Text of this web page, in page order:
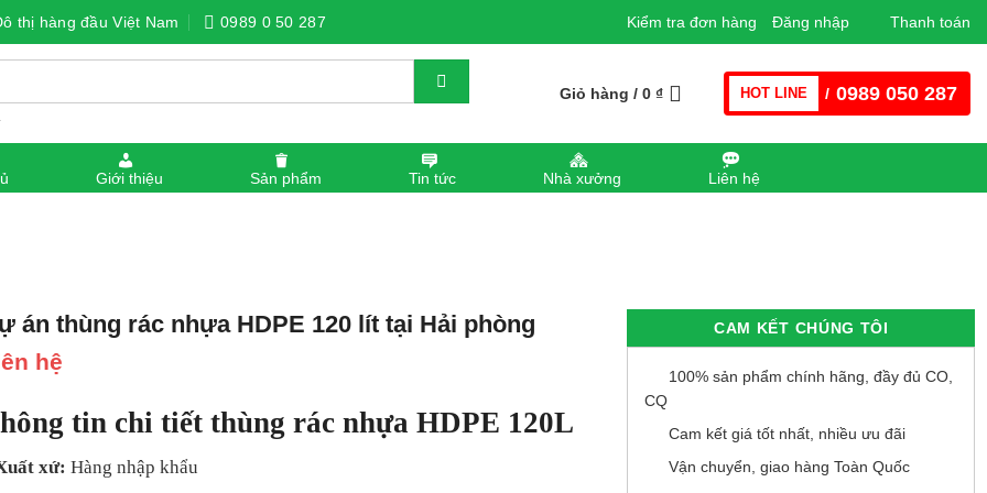
thị hàng đầu Việt Nam 0989 0 50 287 Kiểm tra đơn hàng Đăng nhập Thanh toán
Giỏ hàng / 0 ₫ HOT LINE / 0989 050 287
Giới thiệu Sản phẩm Tin tức Nhà xưởng Liên hệ
án thùng rác nhựa HDPE 120 lít tại Hải phòng
hệ
tin chi tiết thùng rác nhựa HDPE 120L
xứ: Hàng nhập khẩu
CAM KẾT CHÚNG TÔI
100% sản phẩm chính hãng, đầy đủ CO,
CQ
Cam kết giá tốt nhất, nhiều ưu đãi
Vận chuyển, giao hàng Toàn Quốc